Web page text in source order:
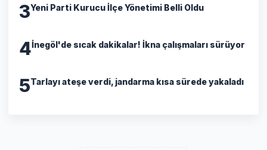
3Yeni Parti Kurucu İlçe Yönetimi Belli Oldu
4İnegöl'de sıcak dakikalar! İkna çalışmaları sürüyor
5Tarlayı ateşe verdi, jandarma kısa sürede yakaladı